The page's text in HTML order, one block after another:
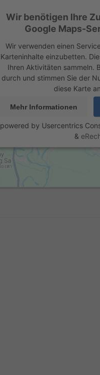
Wir benötigen Ihre
Google Maps-
Wir verwenden einen
Karteninhalte einzubetten.
Ihren Aktivitäten sammeln.
durch und stimmen Sie der
diese Karte
Mehr Informationen
powered by Usercentrics
&